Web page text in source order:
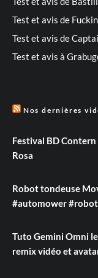
Test et avis de
Test et avis de
Test et avis à
Nos dernières
Festival BD
Rosa
Robot tondeuse
#automower
Tuto Gemini Omni
remix vidéo et